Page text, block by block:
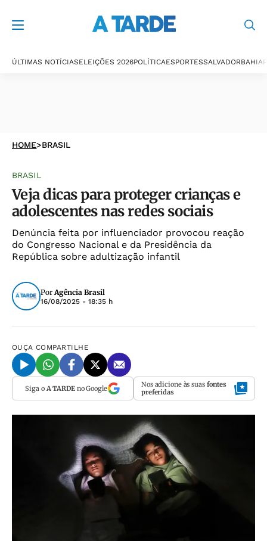
ÚLTIMAS NOTÍCIASELEIÇÕES 2026POLÍTICAESPORTESSALVADORBAHIA
HOME>BRASIL
BRASIL
Veja dicas para proteger crianças e
adolescentes nas redes sociais
Denúncia feita por influenciador provocou reação
do Congresso Nacional e da Presidência da
República sobre adultização infantil
PorAgência Brasil
16/08/2025 - 18:35 h
OUÇA COMPARTILHE
Siga o A TARDEno Google Nos adicione às suas fontes
preferidas